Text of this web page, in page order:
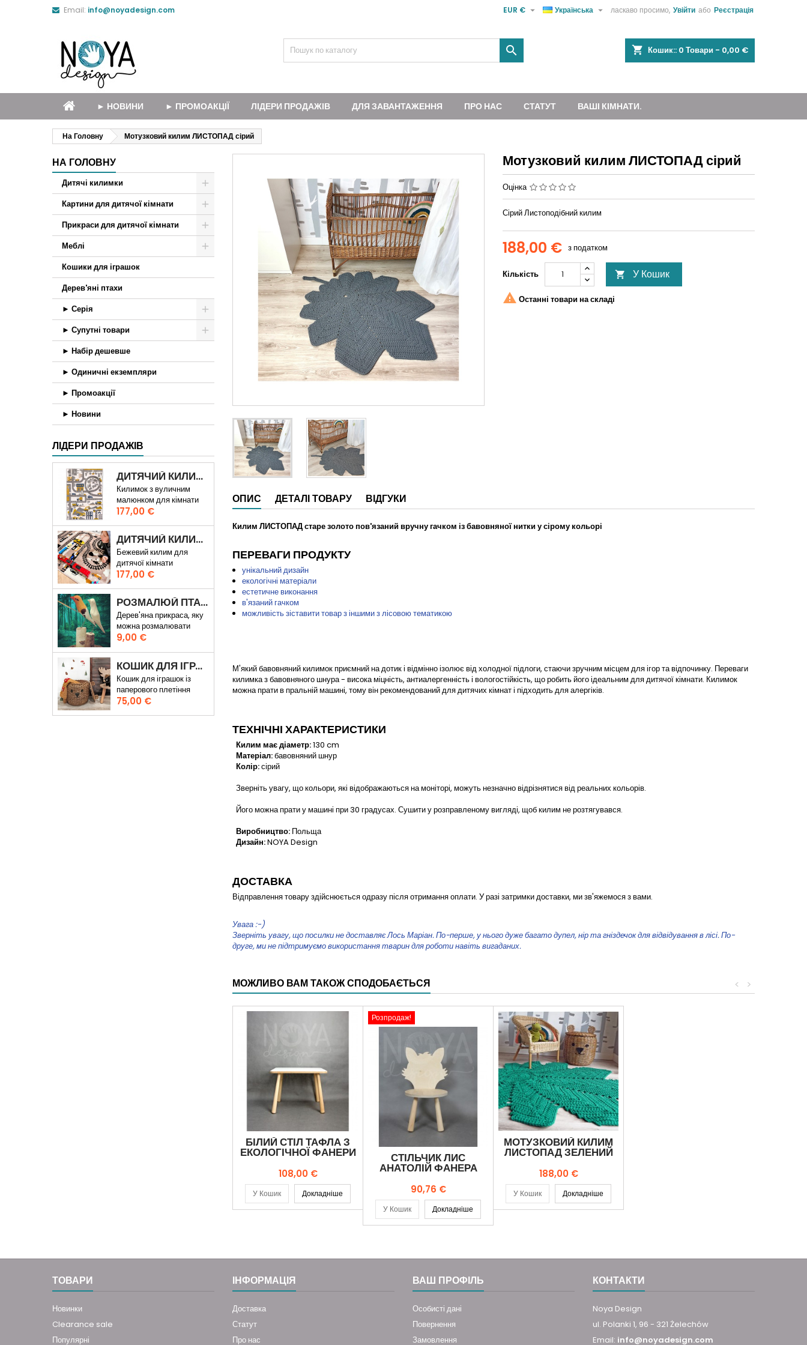
Email: info@noyadesign.com ласкаво просимо, Увійти або Реєстрація
Українська 
EUR € 
shopping_cart Кошик:: 0 Товари - 0,00 €

► НОВИНИ ► ПРОМОАКЦІЇ ЛІДЕРИ ПРОДАЖІВ ДЛЯ ЗАВАНТАЖЕННЯ ПРО НАС СТАТУТ ВАШІ КІМНАТИ.
На Головну Мотузковий килим ЛИСТОПАД сірий
НА ГОЛОВНУ
Дитячі килимки
Картини для дитячої кімнати
Прикраси для дитячої кімнати
Меблі
Кошики для іграшок
Дерев'яні птахи
► Серія
► Супутні товари
► Набір дешевше
► Одиничні екземпляри
► Промоакції
► Новини
ЛІДЕРИ ПРОДАЖІВ
ДИТЯЧИЙ КИЛИМ ШЛЯХ ПО МІСТІ 3D
Килимок з вуличним
малюнком для кімнати
хлопчика
Ціна
177,00 €
ДИТЯЧИЙ КИЛИМ ВУЛИЦІ ТА ЗАЛІЗНИЧНІ КОЛІЇ
Бежевий килим для
дитячої кімнати
Ціна
177,00 €
РОЗМАЛЮЙ ПТАХУ
Дерев'яна прикраса, яку
можна розмалювати
власноруч
Ціна
9,00 €
КОШИК ДЛЯ ІГРАШОК ВЕДМЕДИК КАРЛ
Кошик для іграшок із
паперового плетіння
Ціна
75,00 €
Мотузковий килим ЛИСТОПАД сірий
Оцінка
Сірий Листоподібний килим
188,00 € з податком
Кількість  У Кошик
 Останні товари на складі
ОПИС ДЕТАЛІ ТОВАРУ ВІДГУКИ
Килим ЛИСТОПАД старе золото пов'язаний вручну гачком із бавовняної нитки у сірому кольорі
ПЕРЕВАГИ ПРОДУКТУ
унікальний дизайн
екологічні матеріали
естетичне виконання
в'язаний гачком
можливість зіставити товар з іншими з лісовою тематикою
М'який бавовняний килимок приємний на дотик і відмінно ізолює від холодної підлоги, стаючи зручним місцем для ігор та відпочинку. Переваги
килимка з бавовняного шнура - висока міцність, антиалергенність і вологостійкість, що робить його ідеальним для дитячої кімнати. Килимок
можна прати в пральній машині, тому він рекомендований для дитячих кімнат і підходить для алергіків.
ТЕХНІЧНІ ХАРАКТЕРИСТИКИ
Килим має діаметр:130 cm
Матеріал:бавовняний шнур
Колір:сірий
Зверніть увагу, що кольори, які відображаються на моніторі, можуть незначно відрізнятися від реальних кольорів.
Його можна прати у машині при 30 градусах. Сушити у розправленому вигляді, щоб килим не розтягувався.
Виробництво: Польща
Дизайн:NOYA Design
ДОСТАВКА
Відправлення товару здійснюється одразу після отримання оплати. У разі затримки доставки, ми зв'яжемося з вами.
Увага :-)
Зверніть увагу, що посилки не доставляє Лось Маріан. По-перше, у нього дуже багато дупел, нір та гніздечок для відвідування в лісі. По-
друге, ми не підтримуємо використання тварин для роботи навіть вигаданих.
МОЖЛИВО ВАМ ТАКОЖ СПОДОБАЄТЬСЯ >
<
БІЛИЙ СТІЛ ТАФЛА З
ЕКОЛОГІЧНОЇ ФАНЕРИ
Ціна
108,00 €
У Кошик Докладніше
Розпродаж!
СТІЛЬЧИК ЛИС
АНАТОЛІЙ ФАНЕРА
Ціна
90,76 €
У Кошик Докладніше
МОТУЗКОВИЙ КИЛИМ
ЛИСТОПАД ЗЕЛЕНИЙ
Ціна
188,00 €
У Кошик Докладніше
ТОВАРИ
Новинки
Clearance sale
Популярні
ІНФОРМАЦІЯ
Доставка
Статут
Про нас
ВАШ ПРОФІЛЬ
Особисті дані
Повернення
Замовлення
КОНТАКТИ
Noya Design
ul. Polanki 1, 96 - 321 Żelechów
Email: info@noyadesign.com